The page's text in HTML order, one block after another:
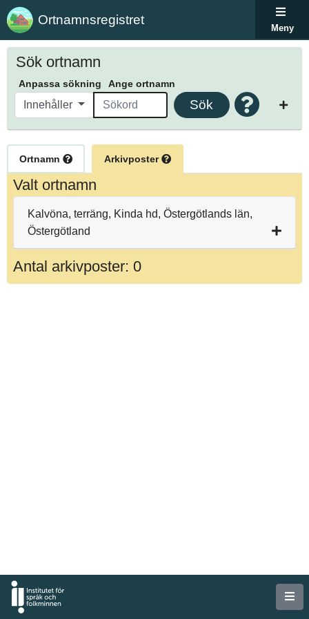
Ortnamnsregistret
Meny
Sök ortnamn
Anpassa sökning Ange ortnamn
Innehåller Sök
Ortnamn Arkivposter
Valt ortnamn
Kalvöna, terräng, Kinda hd, Östergötlands län,
Östergötland
Antal arkivposter: 0